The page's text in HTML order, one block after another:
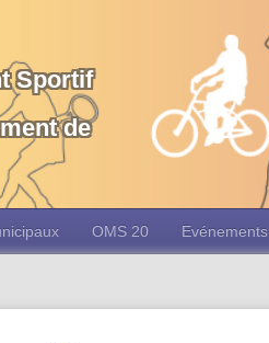
Sportif
de
OMS 20 Evénements